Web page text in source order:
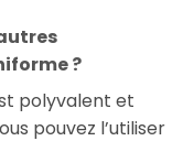
?
polyvalent et
pouvez l’utiliser